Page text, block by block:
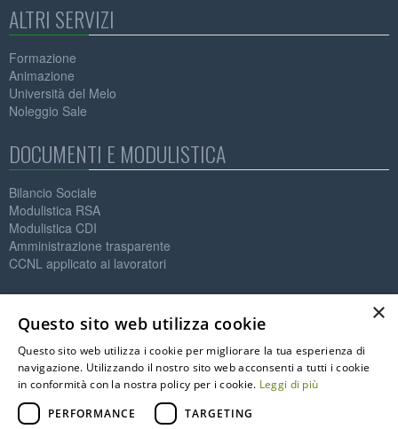
ALTRI SERVIZI
Formazione
Animazione
Università del Melo
Noleggio Sale
DOCUMENTI E MODULISTICA
Bilancio Sociale
Modulistica RSA
Modulistica CDI
Amministrazione trasparente
CCNL applicato ai lavoratori
Società Cooperativa Sociale
P.IVA: 01564890125
C.F. 91002590122
info@melo.it
×
Questo sito web utilizza cookie
Questo sito web utilizza i cookie per migliorare la tua esperienza di
navigazione. Utilizzando il nostro sito web acconsenti a tutti i cookie
in conformità con la nostra policy per i cookie. Leggi di più
PERFORMANCE
TARGETING